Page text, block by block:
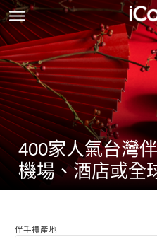
400家人氣台灣
機場、酒店或全
伴手禮產地